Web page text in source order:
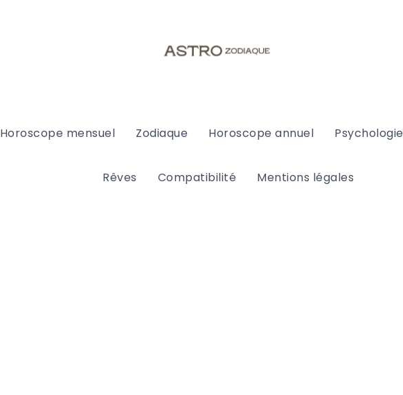
Horoscope mensuel Zodiaque Horoscope annuel Psychologie
Rêves Compatibilité Mentions légales